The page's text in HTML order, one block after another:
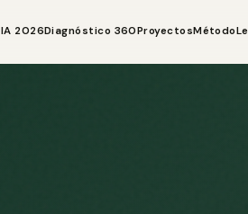
IA 2026Diagnóstico 360ProyectosMétodo